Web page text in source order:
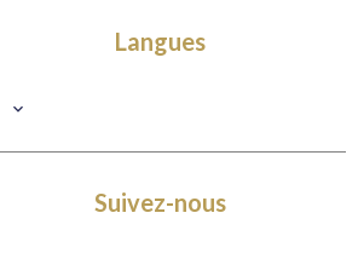
Langues
Suivez-nous